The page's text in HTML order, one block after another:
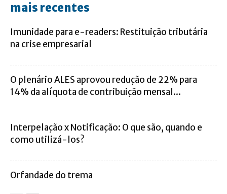
mais recentes
Imunidade para e-readers: Restituição tributária
na crise empresarial
O plenário ALES aprovou redução de 22% para
14% da alíquota de contribuição mensal...
Interpelação x Notificação: O que são, quando e
como utilizá-los?
Orfandade do trema